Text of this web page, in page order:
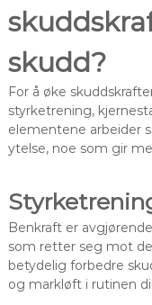
skudd?
For å øke
styrketrening,
elementene arbeider
ytelse, noe som gir
Benkraft er
som retter seg mot
betydelig forbedre
og markløft i rutinen